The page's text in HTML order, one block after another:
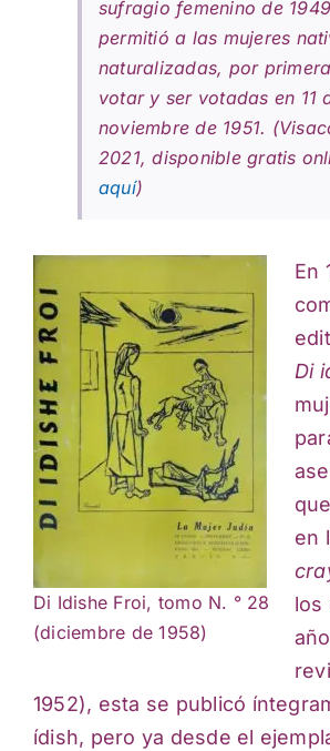
sufragio femenino de 1949
permitió a las mujeres
naturalizadas, por
votar y ser votadas en 11
noviembre de 1951.
2021, disponible gratis
aquí)
Di Idishe Froi, tomo N. ° 28
(diciembre de 1958)
En
Di
en
los
1952), esta se publicó
ídish, pero ya desde el